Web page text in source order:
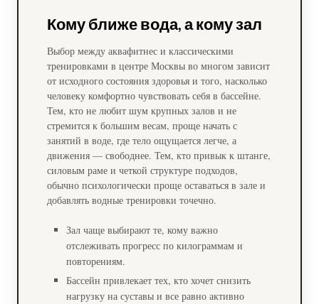
Кому ближе вода, а кому зал
Выбор между аквафитнес и классическими
тренировками в центре Москвы во многом зависит
от исходного состояния здоровья и того, насколько
человеку комфортно чувствовать себя в бассейне.
Тем, кто не любит шум крупных залов и не
стремится к большим весам, проще начать с
занятий в воде, где тело ощущается легче, а
движения — свободнее. Тем, кто привык к штанге,
силовым раме и четкой структуре подходов,
обычно психологически проще оставаться в зале и
добавлять водные тренировки точечно.
Зал чаще выбирают те, кому важно
отслеживать прогресс по килограммам и
повторениям.
Бассейн привлекает тех, кто хочет снизить
нагрузку на суставы и все равно активно